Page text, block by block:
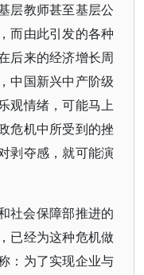
层教师甚至基层公
而由此引发的各种
后来的经济增长周
中国新兴中产阶级
观情绪，可能马上
危机中所受到的挫
剥夺感，就可能演
社会保障部推进的
已经为这种危机做
：为了实现企业与